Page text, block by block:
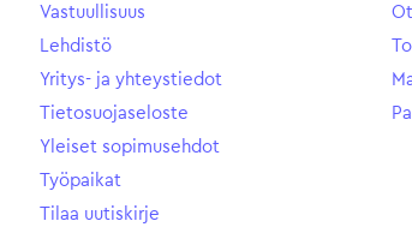
Vastuullisuus
Lehdistö
Yritys- ja yhteystiedot
Tietosuojaseloste
Yleiset sopimusehdot
Työpaikat
Tilaa uutiskirje